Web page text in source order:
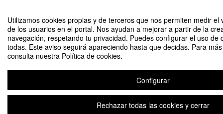
Utilizamos cookies propias y de terceros que nos permiten medir el
de los usuarios en el portal. Nos ayudan a mejorar a partir de la
navegación, respetando tu privacidad. Puedes configurar el uso de
todas. Este aviso seguirá apareciendo hasta que decidas. Para
consulta nuestra Política de cookies.
Configurar
Rechazar todas las cookies y cerrar